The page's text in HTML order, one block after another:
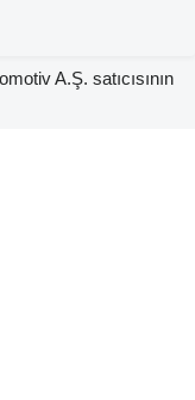
A.Ş. satıcısının